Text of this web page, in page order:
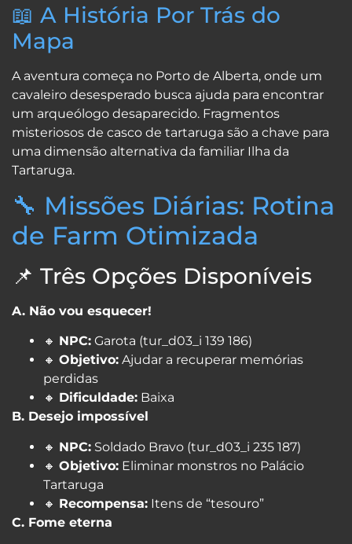
📖 A História Por Trás do
Mapa
A aventura começa no Porto de Alberta, onde um
cavaleiro desesperado busca ajuda para encontrar
um arqueólogo desaparecido. Fragmentos
misteriosos de casco de tartaruga são a chave para
uma dimensão alternativa da familiar Ilha da
Tartaruga.
🔧 Missões Diárias: Rotina
de Farm Otimizada
📌 Três Opções Disponíveis
A. Não vou esquecer!
🔸 NPC: Garota (tur_d03_i 139 186)
🔸 Objetivo: Ajudar a recuperar memórias
perdidas
🔸 Dificuldade: Baixa
B. Desejo impossível
🔸 NPC: Soldado Bravo (tur_d03_i 235 187)
🔸 Objetivo: Eliminar monstros no Palácio
Tartaruga
🔸 Recompensa: Itens de “tesouro”
C. Fome eterna